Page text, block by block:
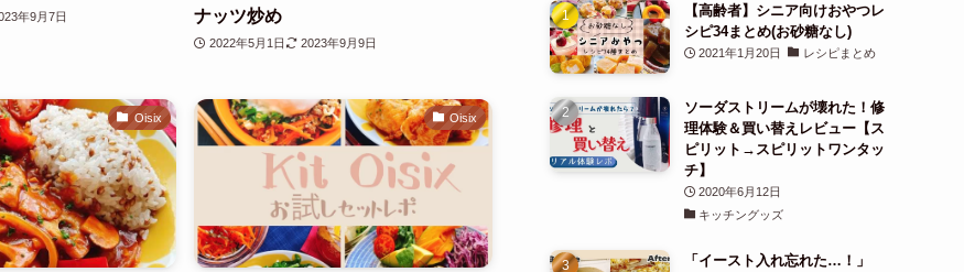
年9月7日
ナッツ炒め
2022年5月1日 2023年9月9日
Oisix Oisix
【高齢者】シニア向けおやつレ
シピ34まとめ(お砂糖なし)
2021年1月20日 レシピまとめ
ソーダストリームが壊れた！修
理体験＆買い替えレビュー【ス
ピリット→スピリットワンタッ
チ】
2020年6月12日
キッチングッズ
「イースト入れ忘れた…！」